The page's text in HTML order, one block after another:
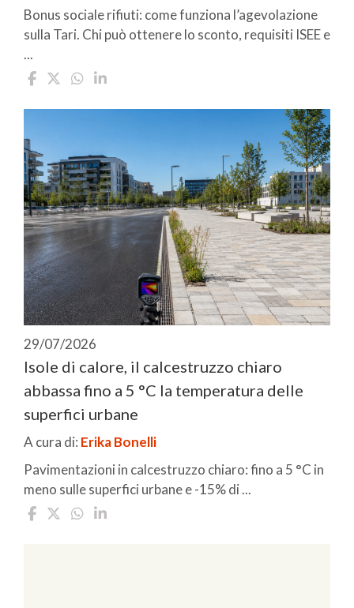
Bonus sociale rifiuti: come funziona l’agevolazione
sulla Tari. Chi può ottenere lo sconto, requisiti ISEE e
...
29/07/2026
Isole di calore, il calcestruzzo chiaro
abbassa fino a 5 °C la temperatura delle
superfici urbane
A cura di: Erika Bonelli
Pavimentazioni in calcestruzzo chiaro: fino a 5 °C in
meno sulle superfici urbane e -15% di ...